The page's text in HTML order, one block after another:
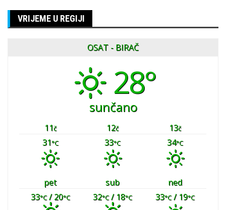
VRIJEME U REGIJI
OSAT - BIRAČ
28°
sunčano
11č 12č 13č
31°C 33°C 34°C
pet sub
ned
33°C/ 20°C 32°C/ 18°C 33°C/ 19°C